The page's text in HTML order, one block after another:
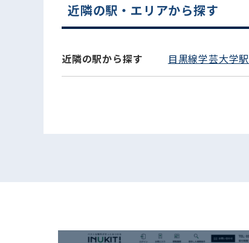
近隣の駅・エリアから探す
近隣の駅から探す 目黒線学芸大学駅